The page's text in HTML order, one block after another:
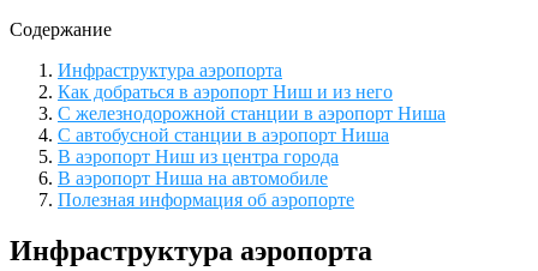
Содержание
Инфраструктура аэропорта
Как добраться в аэропорт Ниш и из него
С железнодорожной станции в аэропорт Ниша
С автобусной станции в аэропорт Ниша
В аэропорт Ниш из центра города
В аэропорт Ниша на автомобиле
Полезная информация об аэропорте
Инфраструктура аэропорта